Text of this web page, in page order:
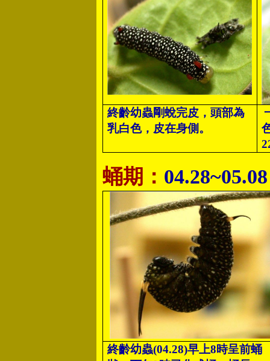
終齡幼蟲剛蛻完皮，頭部為
乳白色，皮在身側。
蛹期：
終齡幼蟲(04.28)早上8時呈前蛹